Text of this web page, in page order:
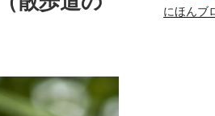
にほんブ